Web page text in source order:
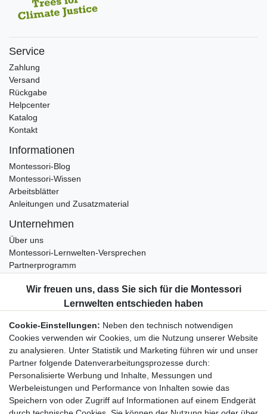
Service
Zahlung
Versand
Rückgabe
Helpcenter
Katalog
Kontakt
Informationen
Montessori-Blog
Montessori-Wissen
Arbeitsblätter
Anleitungen und Zusatzmaterial
Unternehmen
Über uns
Montessori-Lernwelten-Versprechen
Partnerprogramm
Bestellung widerrufen
Datenschutzerklärung
AGB
Impressum
Aktuelles rund um Montessori-Materialien und
Montessori-Pädagogik.
Kostenfreie wöchentliche Infos
Cookie-Einstellungen: Neben den technisch notwendigen
Cookies verwenden wir Cookies, um die Nutzung unserer Website
zu analysieren. Unter Statistik und Marketing führen wir und unser
Partner folgende Datenverarbeitungsprozesse durch:
Personalisierte Werbung und Inhalte, Messungen und
Werbeleistungen und Performance von Inhalten sowie das
Speichern von oder Zugriff auf Informationen auf einem Endgerät